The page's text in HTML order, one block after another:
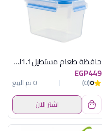
حافظة طعام مستطيل1.1لتر ماستر سيل تيفال
EGP449
0
(0)
0 تم البيع
اشترِ الآن